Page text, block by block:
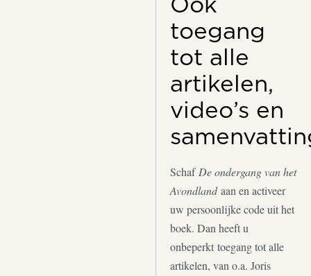
Ook
toegang
tot alle
artikelen,
video’s en
Schaf De ondergang van het
Avondlandaan en activeer
uw persoonlijke code uit het
boek. Dan heeft u
onbeperkt toegang tot alle
artikelen, van o.a. Joris